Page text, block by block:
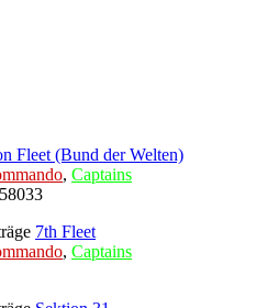
Fleet (Bund der Welten)
, Captains
7th Fleet
, Captains